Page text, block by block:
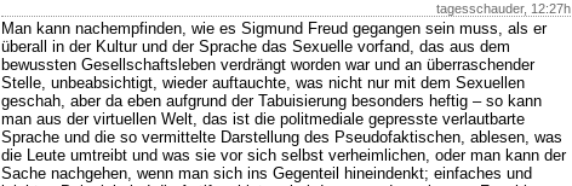
tagesschauder, 12:27h
Man kann nachempfinden, wie es Sigmund Freud gegangen sein muss, als er
überall in der Kultur und der Sprache das Sexuelle vorfand, das aus dem
bewussten Gesellschaftsleben verdrängt worden war und an überraschender
Stelle, unbeabsichtigt, wieder auftauchte, was nicht nur mit dem Sexuellen
geschah, aber da eben aufgrund der Tabuisierung besonders heftig – so kann
man aus der virtuellen Welt, das ist die politmediale gepresste verlautbarte
Sprache und die so vermittelte Darstellung des Pseudofaktischen, ablesen, was
die Leute umtreibt und was sie vor sich selbst verheimlichen, oder man kann der
Sache nachgehen, wenn man sich ins Gegenteil hineindenkt; einfaches und